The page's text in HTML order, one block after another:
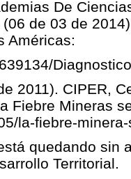
De
de 03 de
Américas:
2011). CIPER,
Fiebre Mineras
la-fiebre-
quedando sin
Territorial.